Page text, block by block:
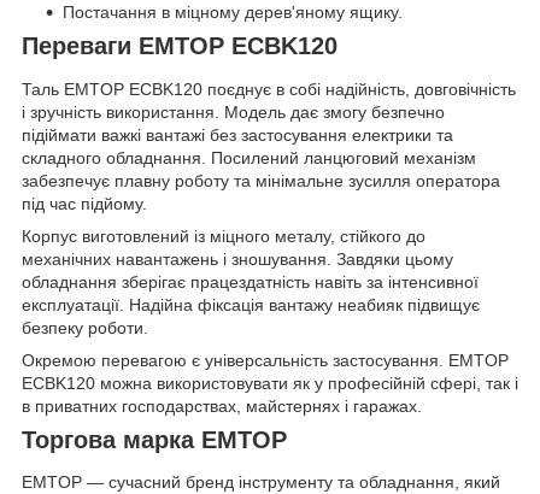
Постачання в міцному дерев'яному ящику.
Переваги EMTOP ECBK120
Таль EMTOP ECBK120 поєднує в собі надійність, довговічність
і зручність використання. Модель дає змогу безпечно
підіймати важкі вантажі без застосування електрики та
складного обладнання. Посилений ланцюговий механізм
забезпечує плавну роботу та мінімальне зусилля оператора
під час підйому.
Корпус виготовлений із міцного металу, стійкого до
механічних навантажень і зношування. Завдяки цьому
обладнання зберігає працездатність навіть за інтенсивної
експлуатації. Надійна фіксація вантажу неабияк підвищує
безпеку роботи.
Окремою перевагою є універсальність застосування. EMTOP
ECBK120 можна використовувати як у професійній сфері, так і
в приватних господарствах, майстернях і гаражах.
Торгова марка EMTOP
EMTOP — сучасний бренд інструменту та обладнання, який